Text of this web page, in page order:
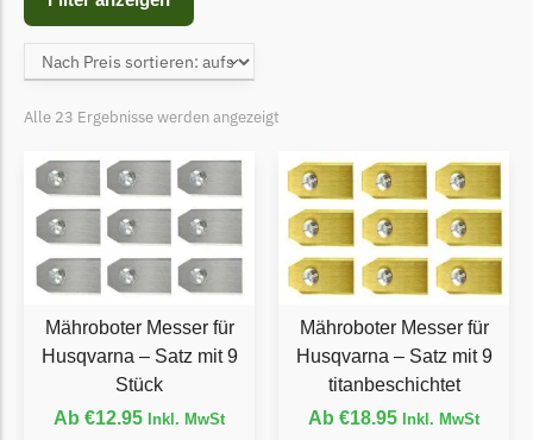
Cub Cadet
Cub Cadet Messer
Begrenzungsdraht
Ecovacs
Ecovacs Messer
Einhell
Einhell Messer
Begrenzungsdraht
Etesia
Etesia Messer
Begrenzungsdraht
Alle 23 Ergebnisse werden angezeigt
Mähroboter Messer für
Husqvarna – Satz mit 9
Stück
Ab €12.95 Inkl. MwSt
Mähroboter Messer für
Husqvarna – Satz mit 9
titanbeschichtet
Ab €18.95 Inkl. MwSt